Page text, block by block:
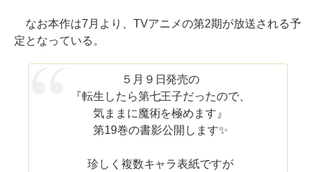
なお本作は7月より、TVアニメの第2期が放送される予
定となっている。
５月９日発売の
『転生したら第七王子だったので、
気ままに魔術を極めます』
第19巻の書影公開します✨
珍しく複数キャラ表紙ですが